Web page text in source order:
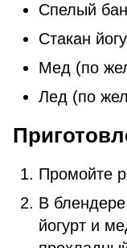
Спелый
Стакан
Мед (по
Лед (по
Промойте
В
йогурт и